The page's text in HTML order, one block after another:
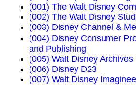
(001) The Walt Disney
(002) The Walt Disney
(003) Disney Channel &
(004) Disney Consumer
and Publishing
(005) Walt Disney Archives
(006) Disney D23
(007) Walt Disney